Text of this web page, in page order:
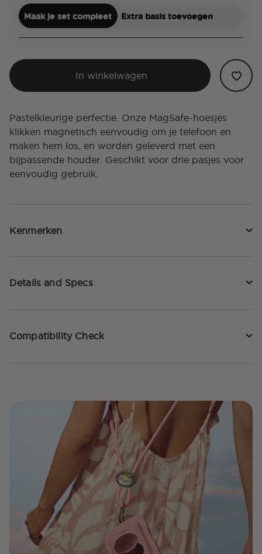
Maak je set compleet Extra basis toevoegen
In winkelwagen
Pastelkleurige perfectie. Onze MagSafe-hoesjes
klikken magnetisch eenvoudig om je telefoon en
maken hem los, en worden geleverd met een
bijpassende houder. Geschikt voor drie pasjes voor
eenvoudig gebruik.
Kenmerken
Details and Specs
Compatibility Check